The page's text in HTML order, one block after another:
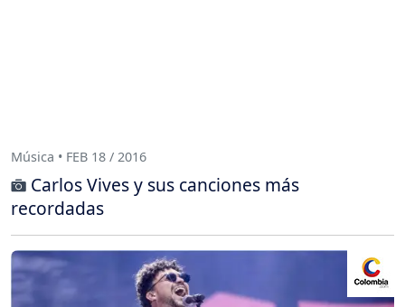
Música • FEB 18 / 2016
Carlos Vives y sus canciones más
recordadas